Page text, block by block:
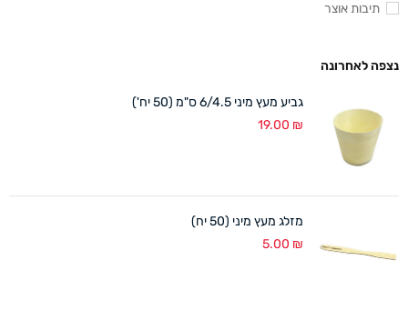
תיבות אוצר
נצפה לאחרונה
גביע מעץ מיני 6/4.5 ס"מ (50 יח')
19.00 ₪
מזלג מעץ מיני (50 יח)
5.00 ₪